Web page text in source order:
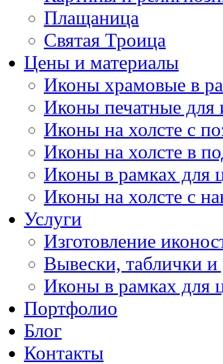
Плащаница
Святая Троица
Цены и материалы
Иконы храмовые в
Иконы печатные для
Иконы на холсте с
Иконы на холсте в
Иконы в рамках для
Иконы на холсте с
Услуги
Изготовление
Вывески, таблички и
Иконы в рамках для
Портфолио
Блог
Контакты